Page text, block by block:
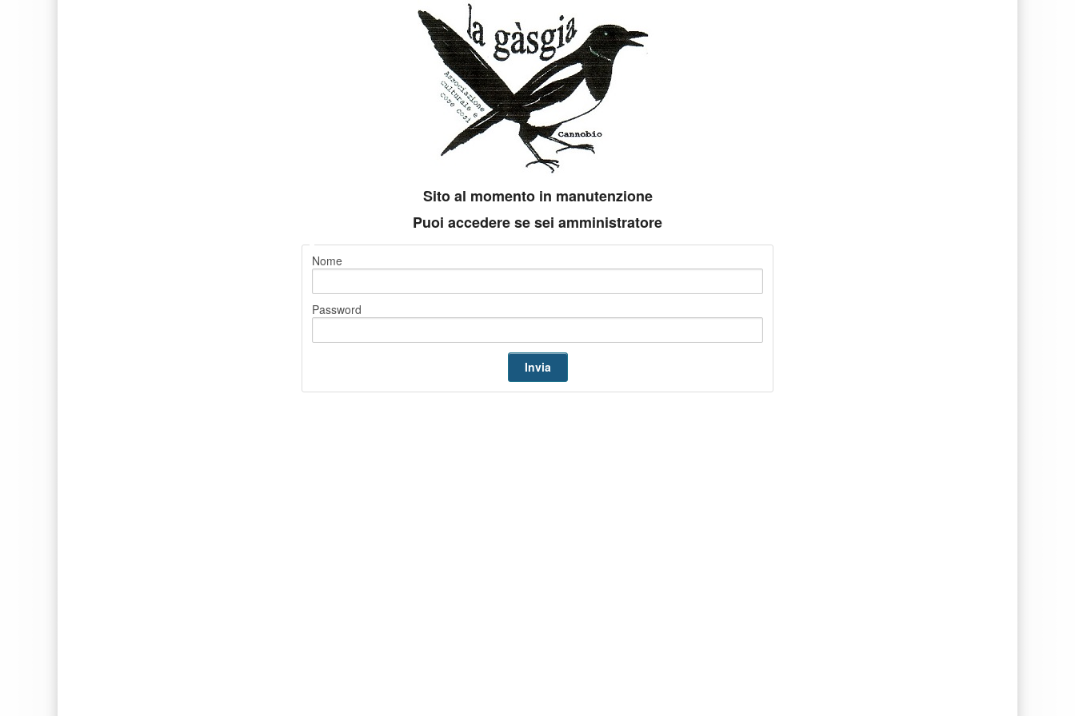
Sito al momento in manutenzione
Puoi accedere se sei amministratore
Nome
Password